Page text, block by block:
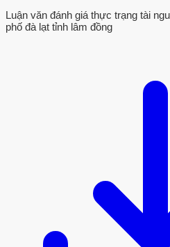
Luận văn đánh giá thực trạng tài
phố đà lạt tỉnh lâm đồng